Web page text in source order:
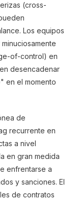
(cross-
Los equipos
of-control) en
desencadenar
en el momento
de
recurrente en
a nivel
en gran medida
enfrentarse a
y sanciones. El
de contratos